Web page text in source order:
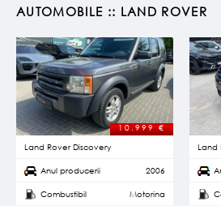
AUTOMOBILE :: LAND ROVER
10.999 €
Land Rover Discovery
Anul producerii 2006
Combustibil Motorina
Land